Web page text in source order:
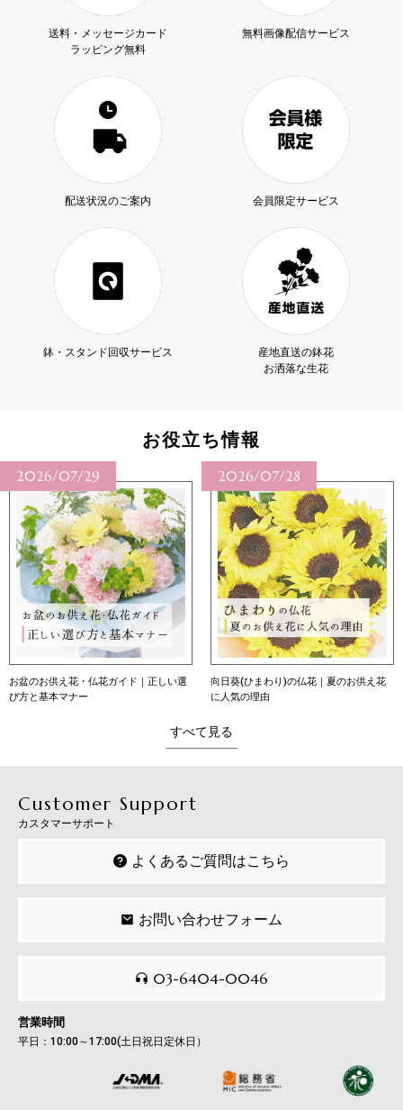
送料・メッセージカード
ラッピング無料
無料画像配信サービス
配送状況のご案内 会員限定サービス
鉢・スタンド回収サービス
産地直送の鉢花
お洒落な生花
お役立ち情報
2026/07/28
向日葵(ひまわり)の仏花｜夏のお供え花
に人気の理由
2026/07/27
向日葵（ひまわり）の花言葉｜本数別の
意味・育て方・贈り方
すべて見る
Customer Support
カスタマーサポート
よくあるご質問はこちら
お問い合わせフォーム
03-6404-0046
営業時間
平日：10:00～17:00(土日祝日定休日）